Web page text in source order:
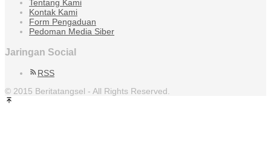
Tentang Kami
Kontak Kami
Form Pengaduan
Pedoman Media Siber
Jaringan Social
RSS
© 2015 Beritatangsel - All Rights Reserved.